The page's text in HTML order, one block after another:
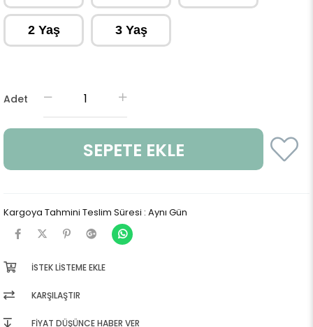
2 Yaş 3 Yaş
Adet
Kargoya Tahmini Teslim Süresi : Aynı Gün
İSTEK LISTEME EKLE
KARŞILAŞTIR
FIYAT DÜŞÜNCE HABER VER